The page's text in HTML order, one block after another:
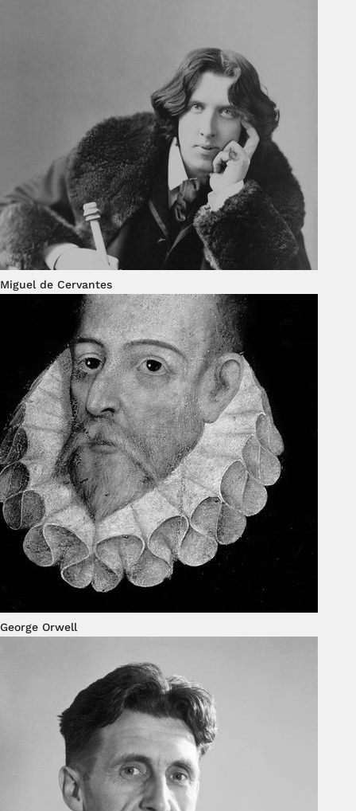
Miguel de Cervantes
George Orwell